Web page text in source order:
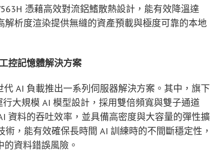
憑藉高效對流鋁鰭散熱設計，能有效降溫達
解析度渲染提供無縫的資產預載與極度可靠的本地
控記憶體解決方案
AI 負載推出一系列伺服器解決方案。其中，旗下
大規模 AI 模型設計，採用雙倍頻寬與雙子通道
資料的吞吐效率，並具備高密度與大容量的彈性擴
術，能有效確保長時間 AI 訓練時的不間斷穩定性，
資料錯誤風險。